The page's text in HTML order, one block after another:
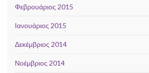
Φεβρουάριος 2015
Ιανουάριος 2015
Δεκέμβριος 2014
Νοέμβριος 2014